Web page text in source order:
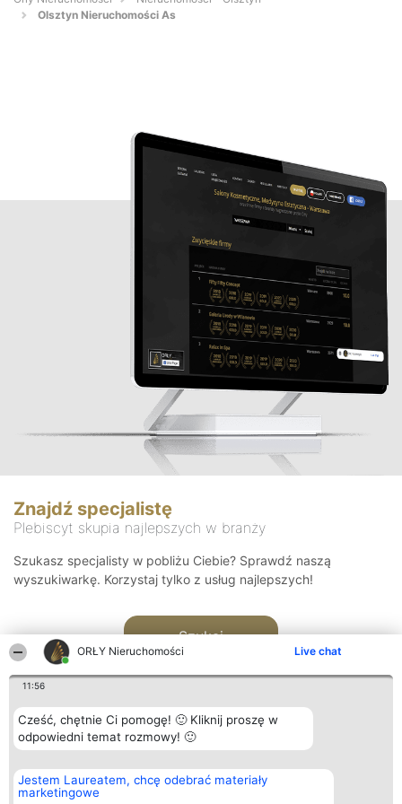
ORŁY Nieruchomości Live chat
11:56
Cześć, chętnie Ci pomogę! 🙂 Kliknij proszę w
odpowiedni temat rozmowy! 🙂
Jestem Laureatem, chcę odebrać materiały
marketingowe
Olsztyn Nieruchomości As
Znajdź specjalistę
Plebiscyt skupia najlepszych w branży
Szukasz specjalisty w pobliżu Ciebie? Sprawdź naszą
wyszukiwarkę. Korzystaj tylko z usług najlepszych!
Szukaj
Organizator plebiscytu
Bright Side Solutions sp. z o.
o. sp. k.
Plebiscyt
Laureaci
Kontakt
Kontakt